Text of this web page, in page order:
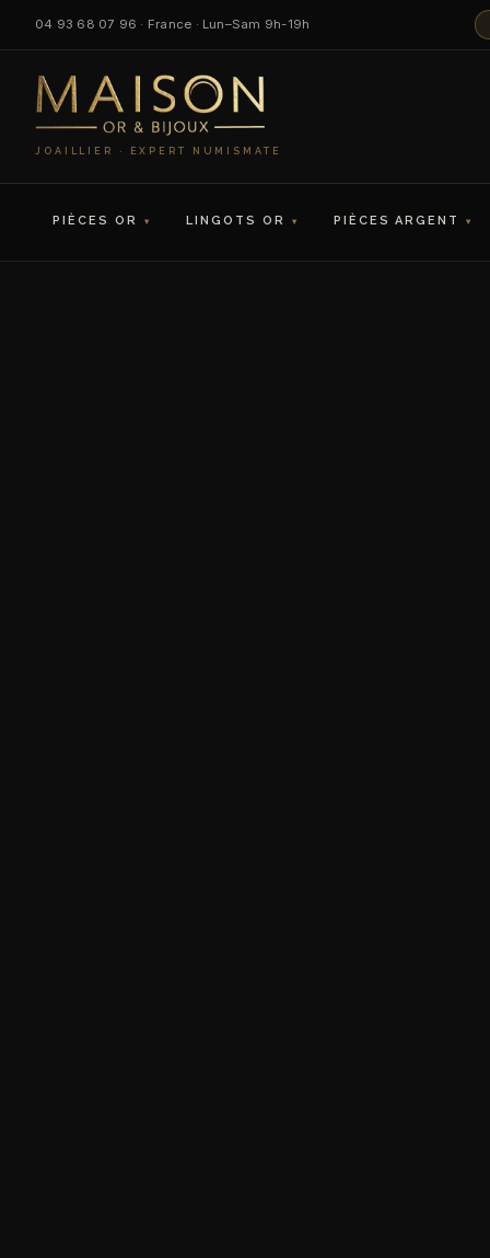
04 93 68 07 96 · France · Lun–Sam 9h-19h
JOAILLIER · EXPERT NUMISMATE
PIÈCES OR LINGOTS OR PIÈCES ARGENT